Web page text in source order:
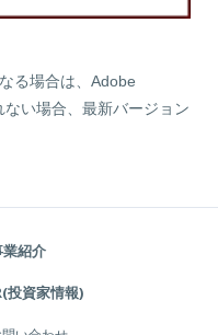
る場合は、Adobe
い場合、最新バージョン
業紹介
投資家情報)